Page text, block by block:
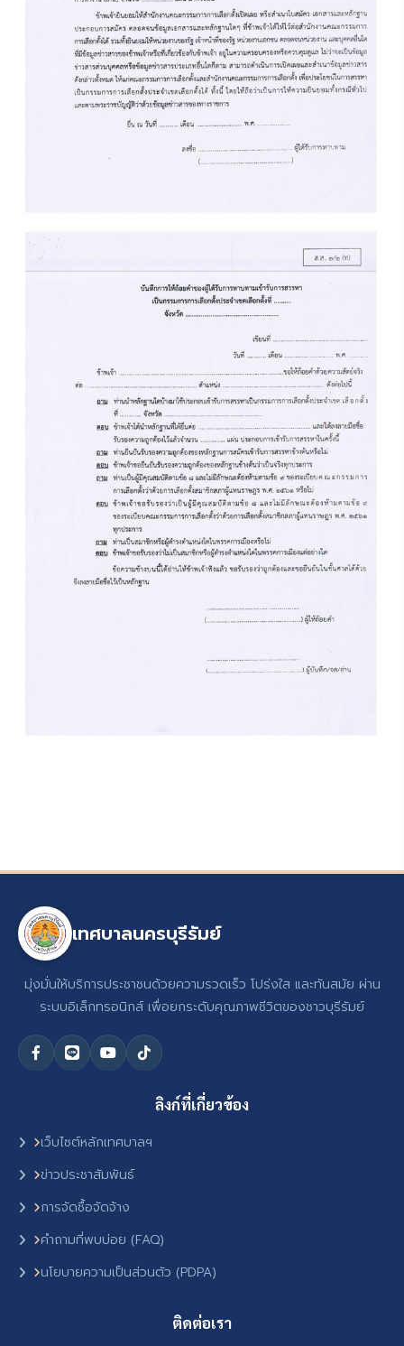
เทศบาลนครบุรีรัมย์
มุ่งมั่นให้บริการประชาชนด้วยความรวดเร็ว โปร่งใส และทันสมัย ผ่าน
ระบบอิเล็กทรอนิกส์ เพื่อยกระดับคุณภาพชีวิตของชาวบุรีรัมย์
ลิงก์ที่เกี่ยวข้อง
เว็บไซต์หลักเทศบาลฯ
ข่าวประชาสัมพันธ์
การจัดซื้อจัดจ้าง
คำถามที่พบบ่อย (FAQ)
นโยบายความเป็นส่วนตัว (PDPA)
ติดต่อเรา